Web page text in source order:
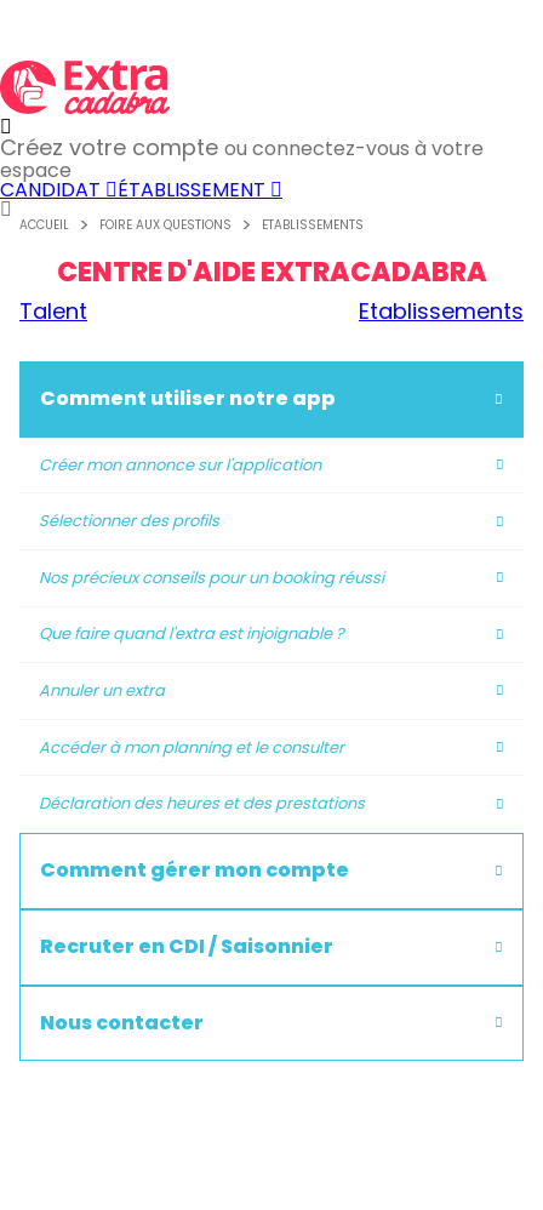
Créez votre compte ou connectez-vous à votre
espace
CANDIDAT ÉTABLISSEMENT
ACCUEIL FOIRE AUX QUESTIONS ETABLISSEMENTS
CENTRE D'AIDE EXTRACADABRA
Talent Etablissements
Comment utiliser notre app
Créer mon annonce sur l'application
Sélectionner des profils
Nos précieux conseils pour un booking réussi
Que faire quand l'extra est injoignable ?
Annuler un extra
Accéder à mon planning et le consulter
Déclaration des heures et des prestations
Comment gérer mon compte
Recruter en CDI / Saisonnier
Nous contacter